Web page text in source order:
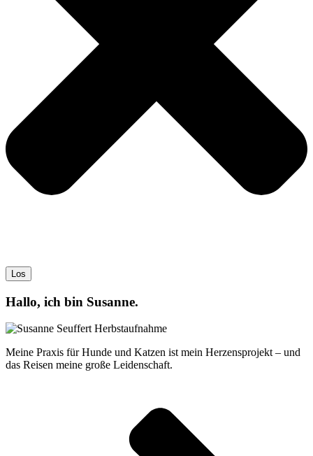
Los
Hallo, ich bin Susanne.
Meine Praxis für Hunde und Katzen ist mein Herzensprojekt – und
das Reisen meine große Leidenschaft.